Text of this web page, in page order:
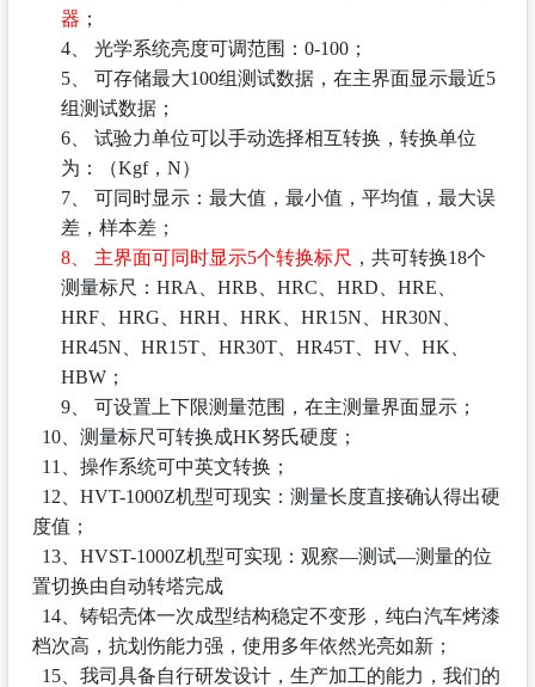
器 ；
4、 光学系统亮度可调范围： 0-100；
5、 可存储最大100组测试数据，在主界面显示最近5
组测试数据；
6、 试验力单位可以手动选择相互转换，转换单位
为：（Kgf，N）
7、 可同时显示：最大值，最小值，平均值，最大误
差，样本差；
8、 主界面可同时显示5个转换标尺 ，共可转换18个
测量标尺：HRA、HRB、HRC、HRD、HRE、
HRF、HRG、HRH、HRK、HR15N、HR30N、
HR45N、HR15T、HR30T、HR45T、HV、HK、
HBW；
9、 可设置上下限测量范围，在主测量界面显示；
10、测量标尺可转换成HK努氏硬度；
11、操作系统可中英文转换；
12、HVT-1000Z机型可现实：测量长度直接确认得出硬
度值；
13、HVST-1000Z机型可实现：观察—测试—测量的位
置切换由自动转塔完成
14、铸铝壳体一次成型结构稳定不变形， 纯白汽车烤漆
档次高 ，抗划伤能力强，使用多年依然光亮如新；
15、我司具备自行研发设计，生产加工的能力，我们的